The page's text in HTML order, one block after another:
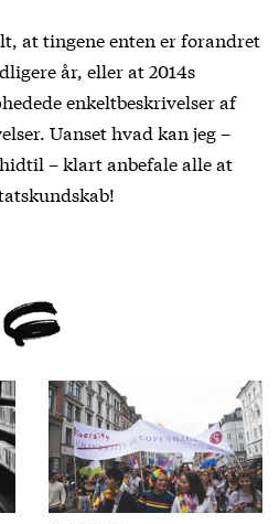
at tingene enten er forandret
år, eller at 2014s
enkeltbeskrivelser af
Uanset hvad kan jeg –
– klart anbefale alle at